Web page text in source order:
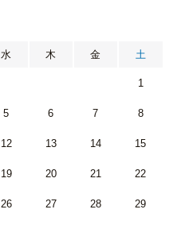
水 木 金 土
1
5 6 7 8
12 13 14 15
19 20 21 22
26 27 28 29